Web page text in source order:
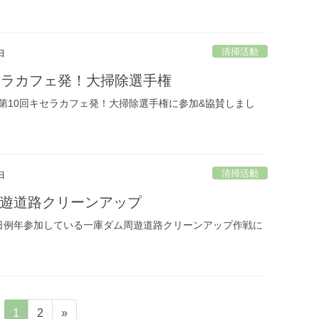
清掃活動
カフェ発！大掃除選手権
10回キセラカフェ発！大掃除選手権に参加&協賛しまし
清掃活動
道路クリーンアップ
年参加している一庫ダム周遊道路クリーンアップ作戦に
ペ
1 ペ
2 »